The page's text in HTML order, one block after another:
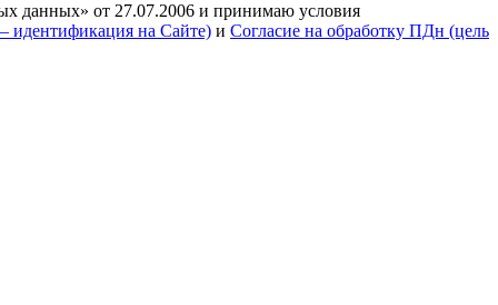
данных» от 27.07.2006 и принимаю условия
идентификация на Сайте) и Согласие на обработку ПДн (цель